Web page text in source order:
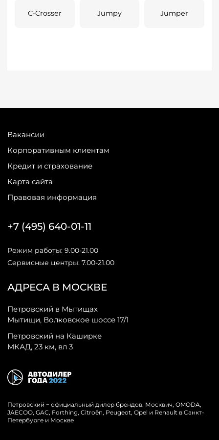
C-Crosser Jumpy Jumper
Вакансии
Корпоративным клиентам
Кредит и страхование
Карта сайта
Правовая информация
АДРЕСА В МОСКВЕ
Петровский в Мытищах
Мытищи, Волковское шоссе 17/1
Петровский на Каширке
МКАД, 23 км, вл 3
+7 (495) 640-01-11
Режим работы: 9.00-21.00
Сервисные центры: 7.00-21.00
Петровский − официальный дилер брендов: Москвич, OMODA,
JAECOO, GAC, Forthing, Citroёn, Peugeot, Opel и Renault в Санкт-
Петербурге и Москве